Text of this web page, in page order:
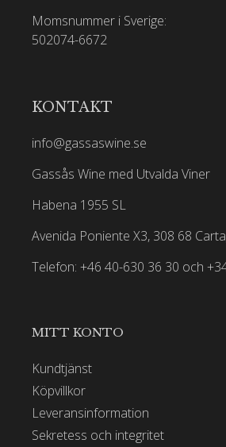
Momsnummer i Sverige:
502074-6672
KONTAKT
info@gassaswine.se
Gassås Wine med Utvalda Viner
Habena 1955 SL
Avenida Poniente X3, 308 68
Telefon: +46 40-630 36 30 och
MITT KONTO
Kundtjänst
Köpvillkor
Leveransinformation
Sekretess och integritet